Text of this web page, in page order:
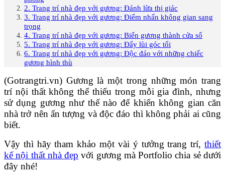
2. Trang trí nhà đẹp với gương: Đánh lừa thị giác
3. Trang trí nhà đẹp với gương: Điểm nhấn không gian sang
trọng
4. Trang trí nhà đẹp với gương: Biến gương thành cửa sổ
5. Trang trí nhà đẹp với gương: Đẩy lùi góc tối
6. Trang trí nhà đẹp với gương: Độc đáo với những chiếc
gương hình thù
(Gotrangtri.vn) Gương là một trong những món trang
trí nội thất không thể thiếu trong mỗi gia đình, nhưng
sử dụng gương như thế nào để khiến không gian căn
nhà trở nên ấn tượng và độc đáo thì không phải ai cũng
biết.
Vậy thì hãy tham khảo một vài ý tưởng trang trí, thiết
kế nội thất nhà đẹp với gương mà Portfolio chia sẻ dưới
đây nhé!